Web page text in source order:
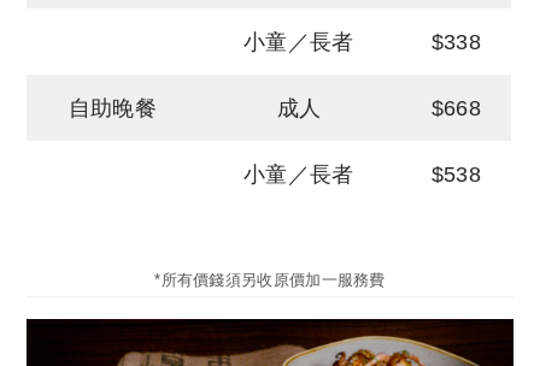
小童／長者 $338
自助晚餐 成人 $668
小童／長者 $538
*所有價錢須另收原價加一服務費